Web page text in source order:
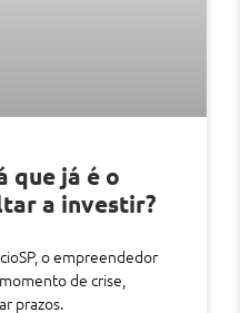
que já é o
a investir?
o empreendedor
de crise,
prazos.